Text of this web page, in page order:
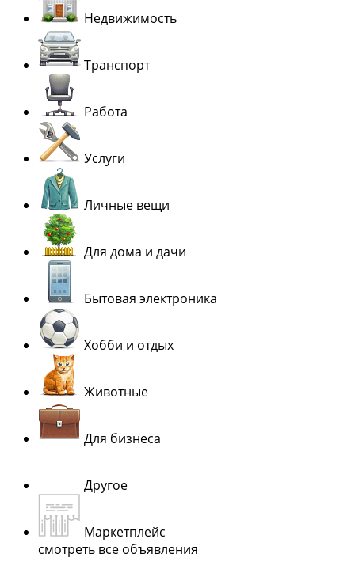
Недвижимость
Транспорт
Работа
Услуги
Личные вещи
Для дома и дачи
Бытовая электроника
Хобби и отдых
Животные
Для бизнеса
Другое
Маркетплейс
смотреть все объявления